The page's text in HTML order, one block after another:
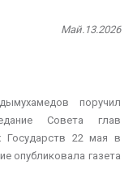
Май.13.2026
поручил
Совета глав
Государств 22 мая в
опубликовала газета